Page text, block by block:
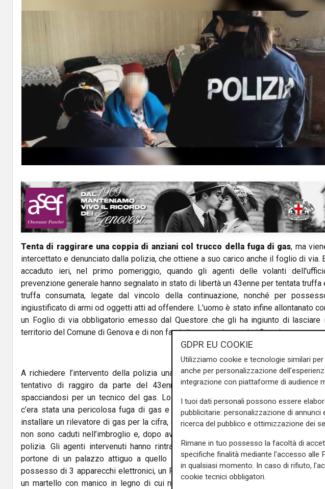
Tenta di raggirare una coppia di anziani col trucco della fuga di gas, ma
intercettato e denunciato dalla polizia, che ottiene a suo carico anche il foglio di via.
accaduto ieri, nel primo pomeriggio, quando gli agenti delle volanti
prevenzione generale hanno segnalato in stato di libertà un 43enne per tentata truffa
truffa consumata, legate dal vincolo della continuazione, nonché per
ingiustificato di armi od oggetti atti ad offendere. L'uomo è stato infine allontanato
un Foglio di via obbligatorio emesso dal Questore che gli ha ingiunto di lasciare
territorio del Comune di Genova e di non farvi ritorno per i prossimi 3 anni.
A richiedere l’intervento della polizia una coppia di anziani che avevano subito
tentativo di raggiro da parte del 43enne che si era presentato alla loro
spacciandosi per un tecnico del gas. Lo stesso ha raccontato che nel
c’era stata una pericolosa fuga di gas e che l’amministratore lo aveva incaricato
installare un rilevatore di gas per la cifra, da pagare a vista, di 199 euro. I due
non sono caduti nell’imbroglio e, dopo averlo allontanato, hanno subito contattato la
polizia. Gli agenti intervenuti hanno rintracciato il sedicente tecnico nei pressi
portone di un palazzo attiguo a quello da cui è partita la richiesta, trovandolo
possesso di 3 apparecchi elettronici, un POS, un blocco di moduli di vendita,
un martello con manico in legno di cui non ha saputo giustificare il possesso. Dai
GDPR EU COOKIE
Utilizziamo cookie e tecnologie similari
anche per personalizzazione
integrazione con piattaforme di audience
I tuoi dati personali possono essere
pubblicitarie: personalizzazione di
ricerca del pubblico e ottimizzazione dei
Rimane in tuo possesso la facoltà di
specifiche finalità mediante l'accesso alle
in qualsiasi momento. In caso di rifiuto,
cookie tecnici obbligatori.